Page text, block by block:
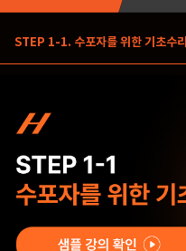
STEP 1-1. 수포자를 위한 기초수리